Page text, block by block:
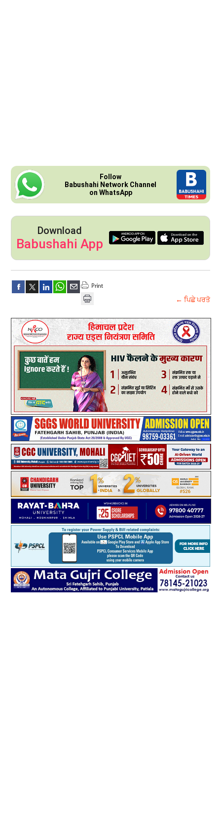
Follow
Babushahi Network Channel
on WhatsApp
Download
Babushahi App
← ਪਿਛੇ ਪਰਤੋ